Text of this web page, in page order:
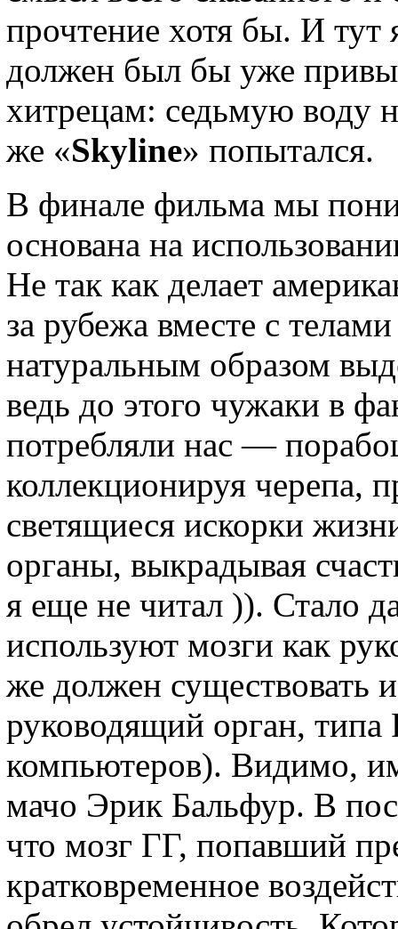
прочтение хотя бы. И
должен был бы уже
хитрецам: седьмую воду
же «Skyline» попытался.
В финале фильма мы
основана на
Не так как делает
за рубежа вместе с
натуральным образом
ведь до этого чужаки в
потребляли нас —
коллекционируя черепа,
светящиеся искорки
органы, выкрадывая
я еще не читал )). Стало
используют мозги как
же должен существовать
руководящий орган,
компьютеров). Видимо,
мачо Эрик Бальфур. В
что мозг ГГ, попавший
кратковременное